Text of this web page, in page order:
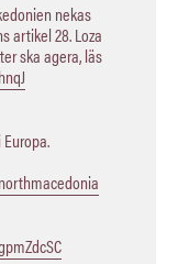
nekas
artikel 28. Loza
ska agera, läs